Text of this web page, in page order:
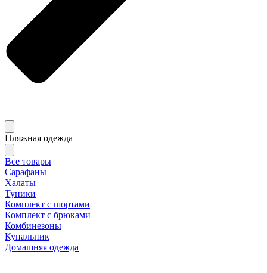
Пляжная одежда
Все товары
Сарафаны
Халаты
Туники
Комплект с шортами
Комплект с брюками
Комбинезоны
Купальник
Домашняя одежда